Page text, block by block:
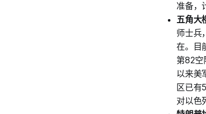
准备，
五角大
师士兵
在。目
第82空
以来美
区已有
对以色